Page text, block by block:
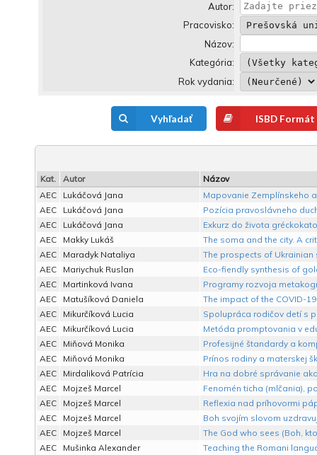
Autor:
Pracovisko:
Názov:
Kategória:
Rok vydania:
Vyhľadať ISBD Formát
Kat. Autor
Názov
AEC
Lukáčová Jana
Mapovanie Zemplínskeho
AEC
Lukáčová Jana
Pozícia pravoslávneho
AEC
Lukáčová Jana
Exkurz do života
AEC
Makky Lukáš
The soma and the city. A
AEC
Maradyk Nataliya
The prospects of
AEC
Mariychuk Ruslan
Eco-fiendly synthesis of
AEC
Martinková Ivana
Programy rozvoja
AEC
Matušíková Daniela
The impact of the COVID-
AEC
Mikurčíková Lucia
Spolupráca rodičov detí s
AEC
Mikurčíková Lucia
Metóda promptovania v
AEC
Miňová Monika
Profesijné štandardy a
AEC
Miňová Monika
Prínos rodiny a materskej
AEC
Mirdaliková Patrícia
Hra na dobré správanie
AEC
Mojzeš Marcel
Fenomén ticha (mlčania),
AEC
Mojzeš Marcel
Reflexia nad príhovormi
AEC
Mojzeš Marcel
Boh svojím slovom
AEC
Mojzeš Marcel
The God who sees (Boh,
AEC
Mušinka Alexander
Teaching the Romani